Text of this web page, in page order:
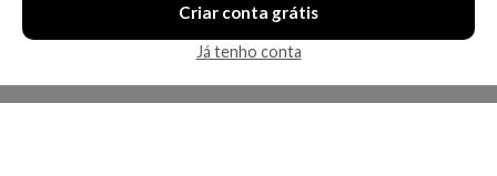
Criar conta grátis
Já tenho conta